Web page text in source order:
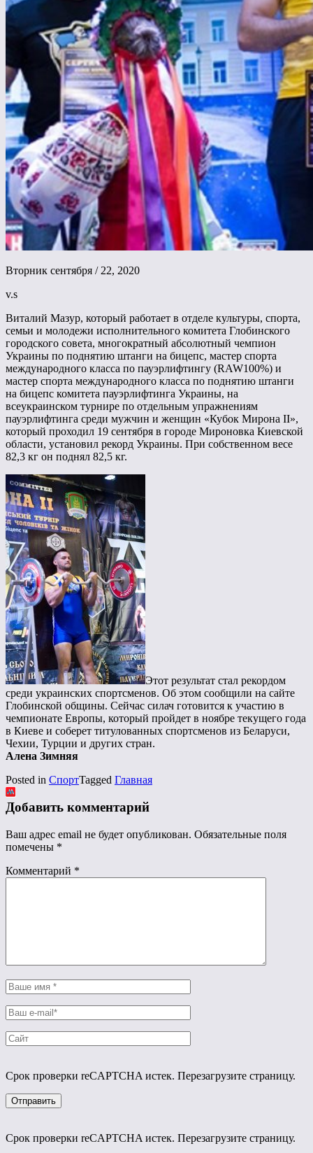
Вторник сентября / 22, 2020
v.s
Виталий Мазур, который работает в отделе культуры, спорта,
семьи и молодежи исполнительного комитета Глобинского
городского совета, многократный абсолютный чемпион
Украины по поднятию штанги на бицепс, мастер спорта
международного класса по пауэрлифтингу (RAW100%) и
мастер спорта международного класса по поднятию штанги
на бицепс комитета пауэрлифтинга Украины, на
всеукраинском турнире по отдельным упражнениям
пауэрлифтинга среди мужчин и женщин «Кубок Мирона II»,
который проходил 19 сентября в городе Мироновка Киевской
области, установил рекорд Украины. При собственном весе
82,3 кг он поднял 82,5 кг.
Этот результат стал рекордом
среди украинских спортсменов. Об этом сообщили на сайте
Глобинской общины. Сейчас силач готовится к участию в
чемпионате Европы, который пройдет в ноябре текущего года
в Киеве и соберет титулованных спортсменов из Беларуси,
Чехии, Турции и других стран.
Алена Зимняя
Posted in СпортTagged Главная
Добавить комментарий
Ваш адрес email не будет опубликован. Обязательные поля
помечены *
Комментарий *
Срок проверки reCAPTCHA истек. Перезагрузите страницу.
Срок проверки reCAPTCHA истек. Перезагрузите страницу.